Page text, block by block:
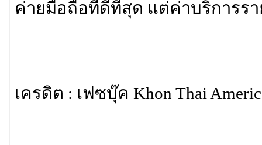
ค่ายมือถือที่ดีที่สุด แต่ค่าบริการร
เครดิต : เฟซบุ๊ค Khon Thai